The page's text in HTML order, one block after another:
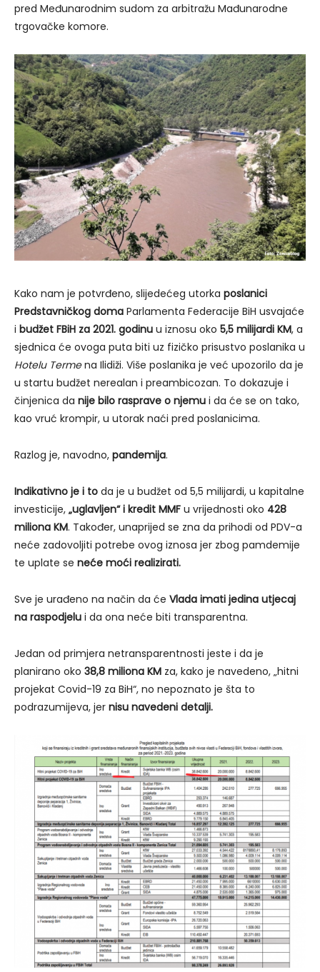
pred Međunarodnim sudom za arbitražu Mađunarodne
trgovačke komore.
Kako nam je potvrđeno, slijedećeg utorka poslanici
Predstavničkog doma Parlamenta Federacije BiH usvajaće
i budžet FBiH za 2021. godinu u iznosu oko 5,5 milijardi KM, a
sjednica će ovoga puta biti uz fizičko prisustvo poslanika u
Hotelu Termena Ilidiži. Više poslanika je već upozorilo da je
u startu budžet nerealan i preambicozan. To dokazuje i
činjenica da nije bilo rasprave o njemu i da će se on tako,
kao vruć krompir, u utorak naći pred poslanicima.
Razlog je, navodno, pandemija.
Indikativno je i to da je u budžet od 5,5 milijardi, u kapitalne
investicije, „uglavljen“ i kredit MMF u vrijednosti oko 428
miliona KM. Također, unaprijed se zna da prihodi od PDV-a
neće zadovoljiti potrebe ovog iznosa jer zbog pamdemije
te uplate se neće moći realizirati.
Sve je urađeno na način da će Vlada imati jedina utjecaj
na raspodjelu i da ona neće biti transparentna.
Jedan od primjera netransparentnosti jeste i da je
planirano oko 38,8 miliona KM za, kako je navedeno, „hitni
projekat Covid-19 za BiH“, no nepoznato je šta to
podrazumijeva, jer nisu navedeni detalji.